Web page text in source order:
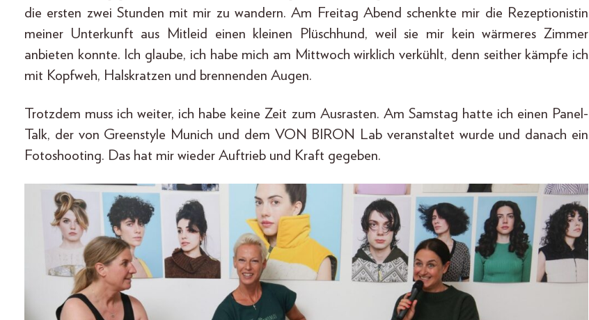
die ersten zwei Stunden mit mir zu wandern. Am Freitag Abend schenkte mir die Rezeptionistin
meiner Unterkunft aus Mitleid einen kleinen Plüschhund, weil sie mir kein wärmeres Zimmer
anbieten konnte. Ich glaube, ich habe mich am Mittwoch wirklich verkühlt, denn seither kämpfe ich
mit Kopfweh, Halskratzen und brennenden Augen.
Trotzdem muss ich weiter, ich habe keine Zeit zum Ausrasten. Am Samstag hatte ich einen Panel-
Talk, der von Greenstyle Munich und dem VON BIRON Lab veranstaltet wurde und danach ein
Fotoshooting. Das hat mir wieder Auftrieb und Kraft gegeben.